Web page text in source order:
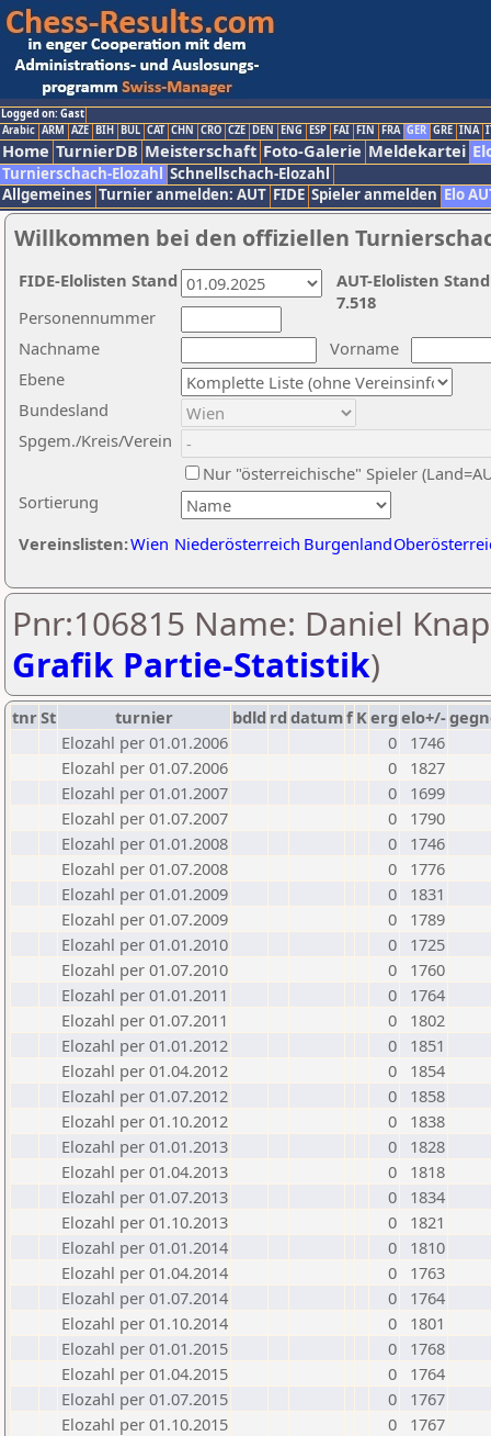
Logged on: Gast
Arabic ARM AZE BIH BUL CAT CHN CRO CZE DEN ENG ESP FAI FIN FRA GER GRE INA
Home TurnierDB Meisterschaft Foto-Galerie Meldekartei
Turnierschach-Elozahl Schnellschach-Elozahl
Allgemeines Turnier anmelden: AUT FIDE Spieler anmelden Elo
Willkommen bei den offiziellen
Nachname
Vorname
Ebene
Sortierung
Personennummer
Bundesland
Spgem./Kreis/Verein
Nur "österreichische" Spieler
Vereinslisten:Wien Niederösterreich Burgenland
AUT-Elolisten
7.518
FIDE-Elolisten Stand
Pnr:106815 Name: Daniel
Grafik Partie-Statistik)
tnrSt turnier bdld rd datumf Kerg elo+/-
Elozahl per 01.01.2006
0
1746
Elozahl per 01.07.2006
0
1827
Elozahl per 01.01.2007
0
1699
Elozahl per 01.07.2007
0
1790
Elozahl per 01.01.2008
0
1746
Elozahl per 01.07.2008
0
1776
Elozahl per 01.01.2009
0
1831
Elozahl per 01.07.2009
0
1789
Elozahl per 01.01.2010
0
1725
Elozahl per 01.07.2010
0
1760
Elozahl per 01.01.2011
0
1764
Elozahl per 01.07.2011
0
1802
Elozahl per 01.01.2012
0
1851
Elozahl per 01.04.2012
0
1854
Elozahl per 01.07.2012
0
1858
Elozahl per 01.10.2012
0
1838
Elozahl per 01.01.2013
0
1828
Elozahl per 01.04.2013
0
1818
Elozahl per 01.07.2013
0
1834
Elozahl per 01.10.2013
0
1821
Elozahl per 01.01.2014
0
1810
Elozahl per 01.04.2014
0
1763
Elozahl per 01.07.2014
0
1764
Elozahl per 01.10.2014
0
1801
Elozahl per 01.01.2015
0
1768
Elozahl per 01.04.2015
0
1764
Elozahl per 01.07.2015
0
1767
Elozahl per 01.10.2015
0
1767